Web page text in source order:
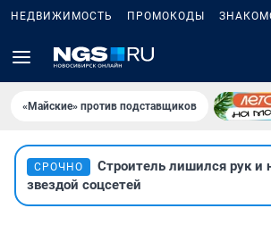
НЕДВИЖИМОСТЬ ПРОМОКОДЫ
«Майские» против подставщиков
СРОЧНО
Строитель лишился рук и
звездой соцсетей